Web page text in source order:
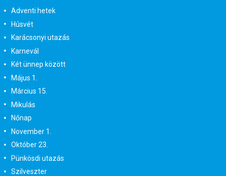
Adventi hetek
Húsvét
Karácsonyi utazás
Karnevál
Két ünnep között
Május 1.
Március 15.
Mikulás
Nőnap
November 1.
Október 23.
Pünkösdi utazás
Szilveszter